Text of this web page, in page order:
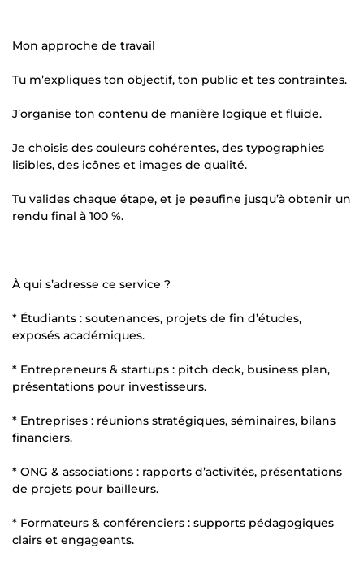
Mon approche de travail
Tu m’expliques ton objectif, ton public et tes contraintes.
J’organise ton contenu de manière logique et fluide.
Je choisis des couleurs cohérentes, des typographies
lisibles, des icônes et images de qualité.
Tu valides chaque étape, et je peaufine jusqu’à obtenir un
rendu final à 100 %.
À qui s’adresse ce service ?
* Étudiants : soutenances, projets de fin d’études,
exposés académiques.
* Entrepreneurs & startups : pitch deck, business plan,
présentations pour investisseurs.
* Entreprises : réunions stratégiques, séminaires, bilans
financiers.
* ONG & associations : rapports d’activités, présentations
de projets pour bailleurs.
* Formateurs & conférenciers : supports pédagogiques
clairs et engageants.